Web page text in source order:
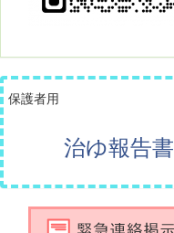
保護者用
治ゆ報告書